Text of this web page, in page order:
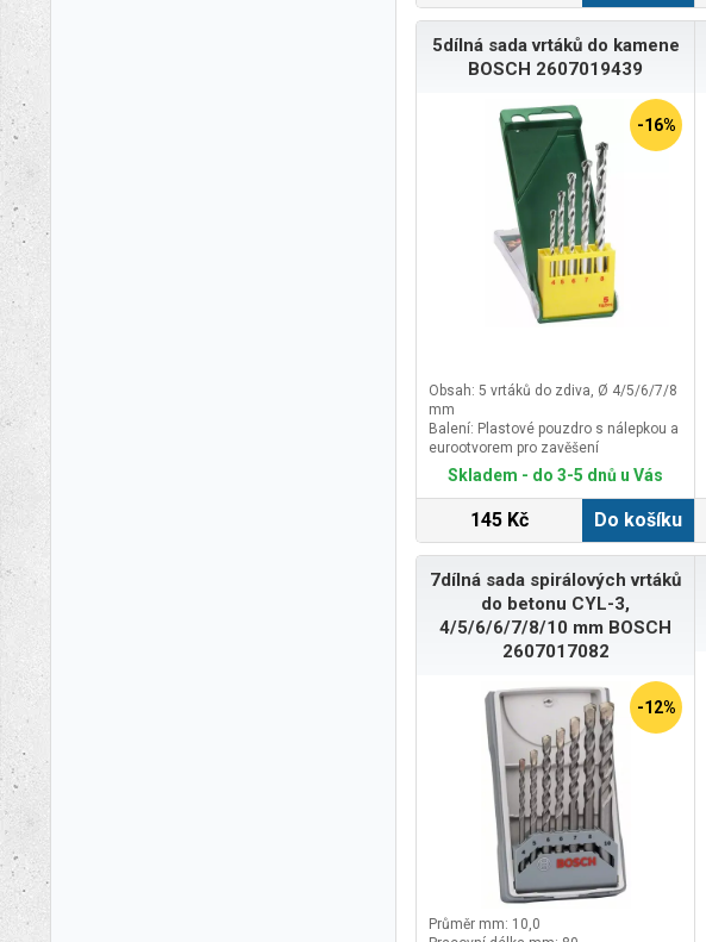
5dílná sada vrtáků do kamene
BOSCH 2607019439
-16%
Obsah: 5 vrtáků do zdiva, Ø 4/5/6/7/8
mm
Balení: Plastové pouzdro s nálepkou a
eurootvorem pro zavěšení
Rozměr d: 160 mm
Rozměr š: 55 mm
Skladem - do 3-5 dnů u Vás
145 Kč Do košíku
7dílná sada spirálových vrtáků
do betonu CYL-3,
4/5/6/6/7/8/10 mm BOSCH
2607017082
-12%
Průměr mm: 10,0